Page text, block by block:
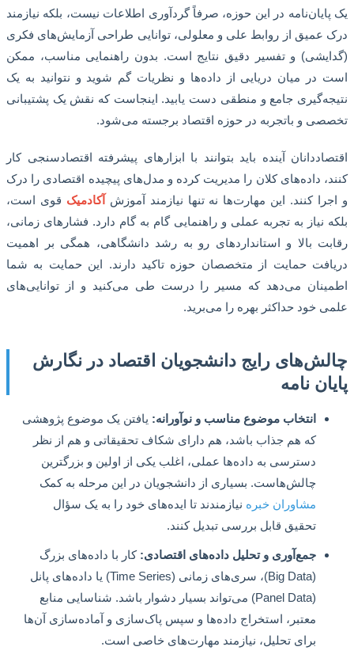
در این حوزه، صرفاً گردآوری اطلاعات نیست، بلکه نیازمند
عمیق از روابط علی و معلولی، توانایی طراحی آزمایش‌های فکری
و تفسیر دقیق نتایج است. بدون راهنمایی مناسب، ممکن
در میان دریایی از داده‌ها و نظریات گم شوید و نتوانید به یک
جامع و منطقی دست یابید. اینجاست که نقش یک پشتیبانی
و باتجربه در حوزه اقتصاد برجسته می‌شود.
آینده باید بتوانند با ابزارهای پیشرفته اقتصادسنجی کار
داده‌های کلان را مدیریت کرده و مدل‌های پیچیده اقتصادی را درک
کنند. این مهارت‌ها نه تنها نیازمند آموزشآکادمیکقوی است،
نیاز به تجربه عملی و راهنمایی گام به گام دارد. فشارهای زمانی،
بالا و استانداردهای رو به رشد دانشگاهی، همگی بر اهمیت
حمایت از متخصصان حوزه تاکید دارند. این حمایت به شما
می‌دهد که مسیر را درست طی می‌کنید و از توانایی‌های
خود حداکثر بهره را می‌برید.
رایج دانشجویان اقتصاد در نگارش
نامه
انتخاب موضوع مناسب و نوآورانه:یافتن یک موضوع پژوهشی
که هم جذاب باشد، هم دارای شکاف تحقیقاتی و هم از نظر
دسترسی به داده‌ها عملی، اغلب یکی از اولین و بزرگترین
چالش‌هاست. بسیاری از دانشجویان در این مرحله به کمک
مشاوران خبره نیازمندند تا ایده‌های خود را به یک سؤال
تحقیق قابل بررسی تبدیل کنند.
جمع‌آوری و تحلیل داده‌های اقتصادی:کار با داده‌های بزرگ
(Big Data)، سری‌های زمانی (Time Series) یا داده‌های پانل
(Panel Data) می‌تواند بسیار دشوار باشد. شناسایی منابع
معتبر، استخراج داده‌ها و سپس پاک‌سازی و آماده‌سازی آن‌ها
برای تحلیل، نیازمند مهارت‌های خاصی است.